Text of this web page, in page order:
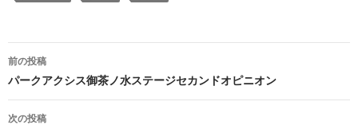
投
稿
ナ
前の投稿
パークアクシス御茶ノ水ステージセカンドオピニオン
次の投稿